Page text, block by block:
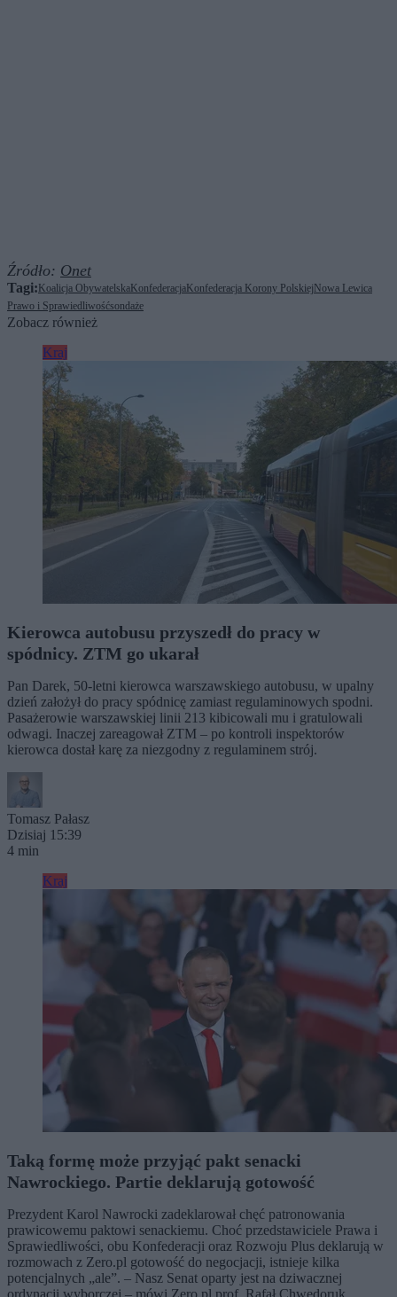
Źródło: Onet
Tagi:Koalicja ObywatelskaKonfederacjaKonfederacja Korony PolskiejNowa Lewica
Prawo i Sprawiedliwośćsondaże
Zobacz również
Kraj
Kierowca autobusu przyszedł do pracy w
spódnicy. ZTM go ukarał
Pan Darek, 50-letni kierowca warszawskiego autobusu, w upalny
dzień założył do pracy spódnicę zamiast regulaminowych spodni.
Pasażerowie warszawskiej linii 213 kibicowali mu i gratulowali
odwagi. Inaczej zareagował ZTM – po kontroli inspektorów
kierowca dostał karę za niezgodny z regulaminem strój.
Tomasz Pałasz
Dzisiaj 15:39
4 min
Kraj
Taką formę może przyjąć pakt senacki
Nawrockiego. Partie deklarują gotowość
Prezydent Karol Nawrocki zadeklarował chęć patronowania
prawicowemu paktowi senackiemu. Choć przedstawiciele Prawa i
Sprawiedliwości, obu Konfederacji oraz Rozwoju Plus deklarują w
rozmowach z Zero.pl gotowość do negocjacji, istnieje kilka
potencjalnych „ale”. – Nasz Senat oparty jest na dziwacznej
ordynacji wyborczej – mówi Zero.pl prof. Rafał Chwedoruk.